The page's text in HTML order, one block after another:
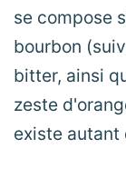
se compose
bourbon
bitter, ainsi
zeste
existe